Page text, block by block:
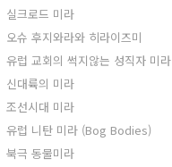
실크로드 미라
오슈 후지와라와 히라이즈미
유럽 교회의 썩지않는 성직자 미라
신대륙의 미라
조선시대 미라
유럽 니탄 미라 (Bog Bodies)
북극 동물미라